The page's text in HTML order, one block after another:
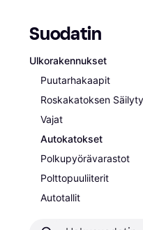
Suodatin
Ulkorakennukset
Puutarhakaapit
Roskakatoksen
Vajat
Autokatokset
Polkupyörävarastot
Polttopuuliiterit
Autotallit